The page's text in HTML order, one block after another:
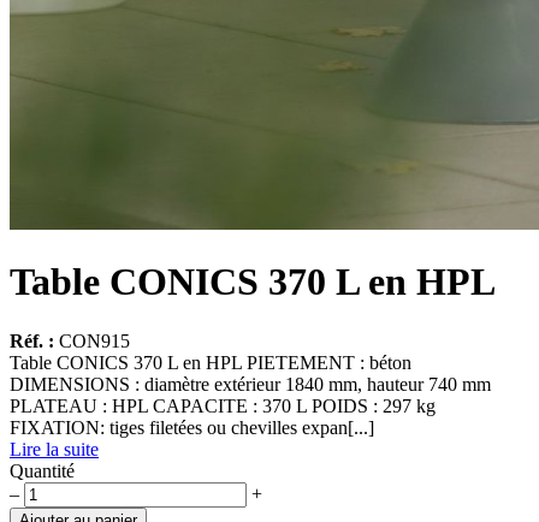
Table CONICS 370 L en HPL
Réf. : CON915
Table CONICS 370 L en HPL PIETEMENT : béton
DIMENSIONS : diamètre extérieur 1840 mm, hauteur 740 mm
PLATEAU : HPL CAPACITE : 370 L POIDS : 297 kg
FIXATION: tiges filetées ou chevilles expan[...]
Lire la suite
Quantité
quantité
de
– +